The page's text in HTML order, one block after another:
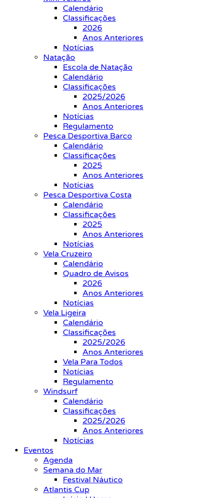
Calendário
Classificações
2026
Anos Anteriores
Notícias
Natação
Escola de Natação
Calendário
Classificações
2025/2026
Anos Anteriores
Notícias
Regulamento
Pesca Desportiva Barco
Calendário
Classificações
2025
Anos Anteriores
Notícias
Pesca Desportiva Costa
Calendário
Classificações
2025
Anos Anteriores
Notícias
Vela Cruzeiro
Calendário
Quadro de Avisos
2026
Anos Anteriores
Notícias
Vela Ligeira
Calendário
Classificações
2025/2026
Anos Anteriores
Vela Para Todos
Notícias
Regulamento
Windsurf
Calendário
Classificações
2025/2026
Anos Anteriores
Notícias
Eventos
Agenda
Semana do Mar
Festival Náutico
Atlantis Cup